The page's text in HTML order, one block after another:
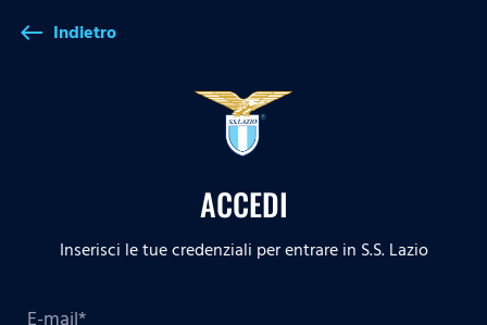
west Indietro
ACCEDI
Inserisci le tue credenziali per entrare in S.S. Lazio